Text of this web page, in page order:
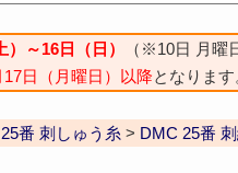
）～16日（日） （※10日 月曜
17日（月曜日）以降となりま
番 刺しゅう糸 > DMC 25番